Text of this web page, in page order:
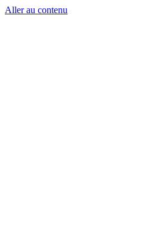
Aller au contenu